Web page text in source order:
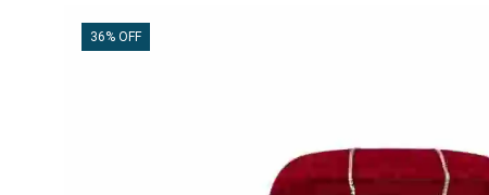
36% OFF